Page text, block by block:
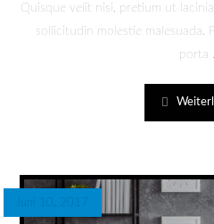
Quisque velit nisi, pretium ut
sollicitudin molestie malesuada.
porta ...
Juni 10, 2017